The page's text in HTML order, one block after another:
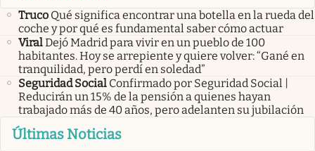
Truco Qué significa encontrar una botella en la rueda del
coche y por qué es fundamental saber cómo actuar
ViralDejó Madrid para vivir en un pueblo de 100
habitantes. Hoy se arrepiente y quiere volver: “Gané en
tranquilidad, pero perdí en soledad”
Seguridad Social Confirmado por Seguridad Social |
Reducirán un 15% de la pensión a quienes hayan
trabajado más de 40 años, pero adelanten su jubilación
Últimas Noticias